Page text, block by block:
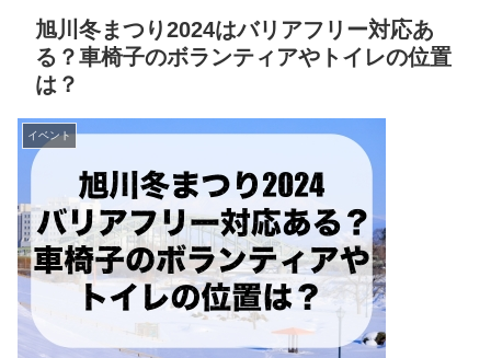
旭川冬まつり2024はバリアフリー対応あ
る？車椅子のボランティアやトイレの位置
は？
イベント